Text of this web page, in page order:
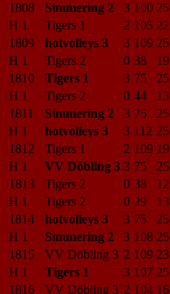
1808
Simmering 2 3 100 25
H 1
Tigers 1 2 105 22
1809
hotvolleys 3 3 109 25
H 1
Tigers 2 0 38 19
1810
Tigers 1 3 75 25
H 1
Tigers 2 0 44 13
1811
Simmering 2 3 75 25
H 1
hotvolleys 3 3 112 25
1812
Tigers 1 2 109 19
H 1
VV Döbling 3 3 75 25
1813
Tigers 2 0 38 12
H 1
Tigers 2 0 29 13
1814
hotvolleys 3 3 75 25
H 1
Simmering 2 3 108 25
1815
VV Döbling 3 2 109 23
H 1
Tigers 1 3 107 25
1816
VV Döbling 3 2 104 16